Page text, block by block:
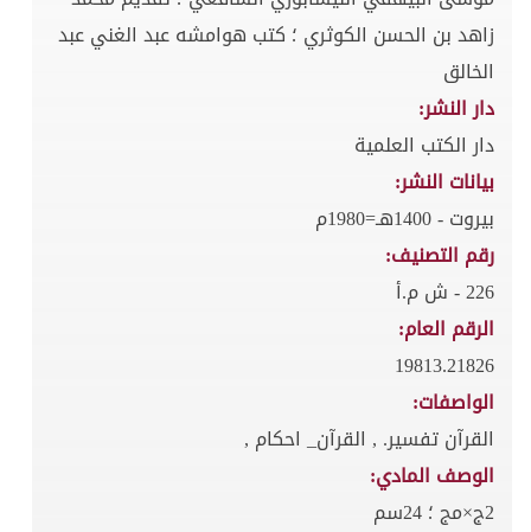
زاهد بن الحسن الكوثري ؛ كتب هوامشه عبد الغني عبد
الخالق
دار النشر:
دار الكتب العلمية
بيانات النشر:
بيروت - 1400هـ=1980م
رقم التصنيف:
226 - ش م.أ
الرقم العام:
19813.21826
الواصفات:
القرآن تفسير. , القرآن_ احكام ,
الوصف المادي:
2ج×مج ؛ 24سم